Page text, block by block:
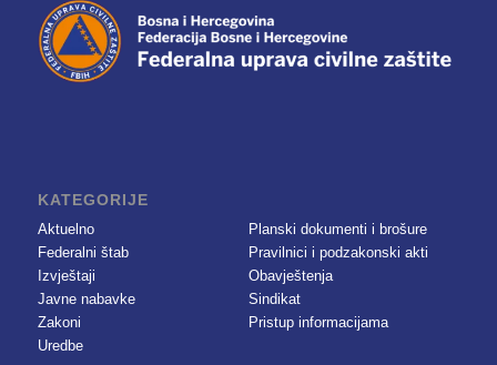
KATEGORIJE
Aktuelno
Federalni štab
Izvještaji
Javne nabavke
Zakoni
Uredbe
Planski dokumenti i brošure
Pravilnici i podzakonski akti
Obavještenja
Sindikat
Pristup informacijama